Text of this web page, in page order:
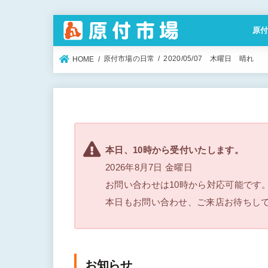
原
特定
HOME 原付市場の日常 2020/05/07 木曜日 晴れ
本日、10時から受付いたします。
2026年8月7日 金曜日
お問い合わせは10時から対応可能です
本日もお問い合わせ、ご来店お待ちし
お知らせ